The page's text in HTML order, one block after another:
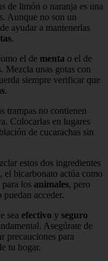
de limón o naranja es una
Aunque no son un
ayudar a mantenerlas
.
el de menta o el de
Mezcla unas gotas con
siempre verificar que
.
trampas no contienen
Colocarlas en lugares
de cucarachas sin
estos dos ingredientes
el bicarbonato actúa como
para los animales, pero
puedan acceder.
sea efectivo y seguro
Asegúrate de
precauciones para
tu hogar.